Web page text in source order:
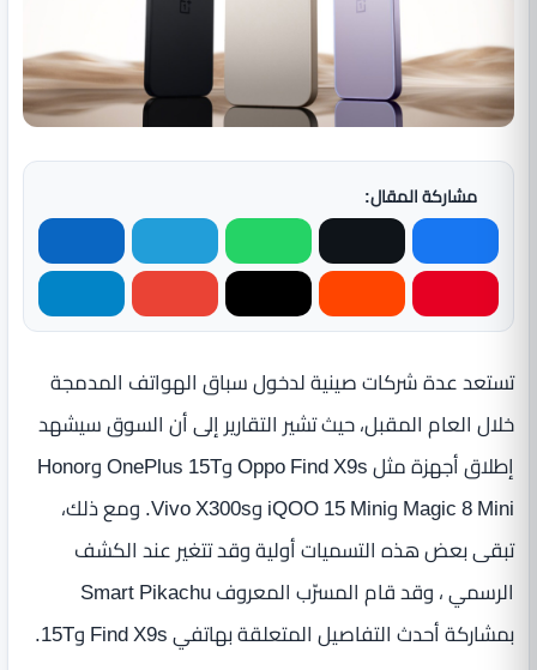
مشاركة المقال:
تستعد عدة شركات صينية لدخول سباق الهواتف المدمجة
خلال العام المقبل، حيث تشير التقارير إلى أن السوق سيشهد
إطلاق أجهزة مثل Oppo Find X9s وOnePlus 15T وHonor
Magic 8 Mini وiQOO 15 Mini وVivo X300s. ومع ذلك،
تبقى بعض هذه التسميات أولية وقد تتغير عند الكشف
الرسمي ، وقد قام المسرّب المعروف Smart Pikachu
بمشاركة أحدث التفاصيل المتعلقة بهاتفي Find X9s و15T.